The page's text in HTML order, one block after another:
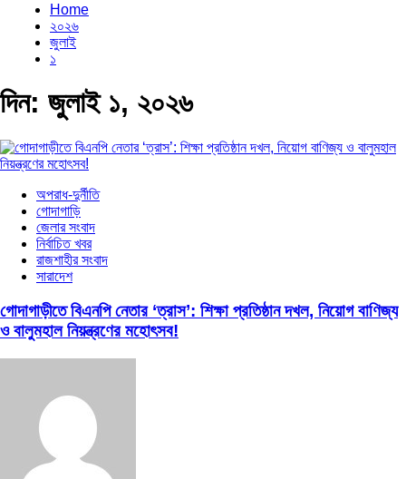
Home
২০২৬
জুলাই
১
দিন: জুলাই ১, ২০২৬
অপরাধ-দুর্নীতি
গোদাগাড়ি
জেলার সংবাদ
নির্বাচিত খবর
রাজশাহীর সংবাদ
সারাদেশ
গোদাগাড়ীতে বিএনপি নেতার ‘ত্রাস’: শিক্ষা প্রতিষ্ঠান দখল, নিয়োগ বাণিজ্য
ও বালুমহাল নিয়ন্ত্রণের মহোৎসব!